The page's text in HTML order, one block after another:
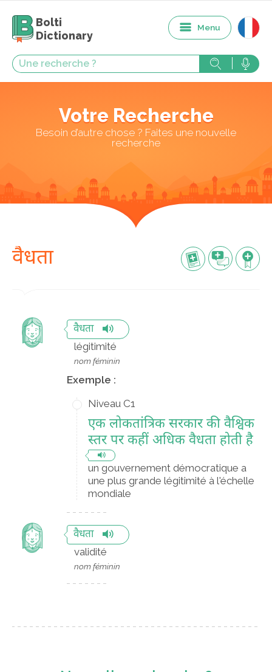
Bolti
Dictionary
Menu
Votre Recherche
Besoin d’autre chose ? Faites une nouvelle
recherche
वैधता
वैधता
légitimité
nom féminin
Exemple :
Niveau C1
एक लोकतांत्रिक सरकार की वैश्विक
स्तर पर कहीं अधिक वैधता होती है
un gouvernement démocratique a
une plus grande légitimité à l'échelle
mondiale
वैधता
validité
nom féminin